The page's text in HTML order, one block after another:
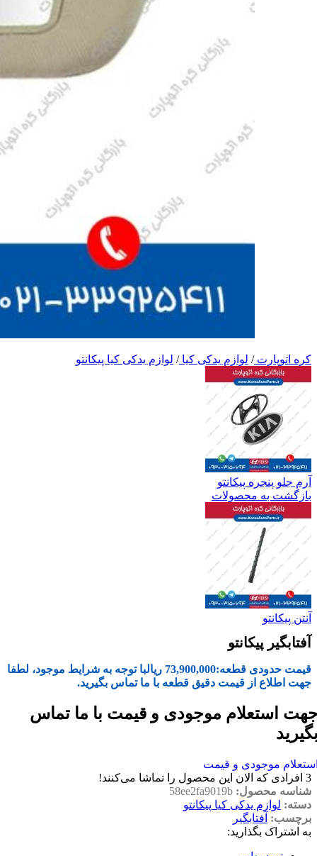
کره اتوپارت/ لوازم یدکی کیا/ لوازم یدکی کیا پیکانتو
آرم جلو پنجره پیکانتو
بازگشت به محصولات
آنتن پیکانتو
آفتابگیر پیکانتو
قیمت حدودی قطعه:73,900,000 ریالبا توجه به شرایط موجود، لطفا
جهت اطلاع از قیمت دقیق قطعه با ما تماس بگیرید.
استعلام موجودی و قیمت با ما تماس
موجودی و قیمت
3 افرادی که الان این محصول را تماشا می‌کنند!
شناسه محصول: 58ee2fa9019b
دسته: لوازم یدکی کیا پیکانتو
برچسب: آفتابگیر
به اشتراک بگذارید: